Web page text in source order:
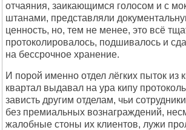
отчаяния, заикающимся голосом и с
штанами, представляли
ценность, но, тем не менее, это всё
протоколировалось, подшивалось и
на бессрочное хранение.
И порой именно отдел лёгких пыток из
квартал выдавал на ура кипу
зависть другим отделам, чьи
без премиальных вознаграждений,
жалобные стоны их клиентов, лужи